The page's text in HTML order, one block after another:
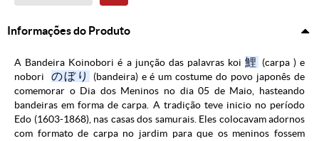
Informações do Produto
A Bandeira Koinobori é a junção das palavras koi鯉
(carpa ) e
nobori のぼり
(bandeira) e é um costume do povo japonês de
comemorar o Dia dos Meninos no dia 05 de Maio, hasteando
bandeiras em forma de carpa. A tradição teve inicio no período
Edo (1603-1868), nas casas dos samurais. Eles colocavam adornos
com formato de carpa no jardim para que os meninos fossem